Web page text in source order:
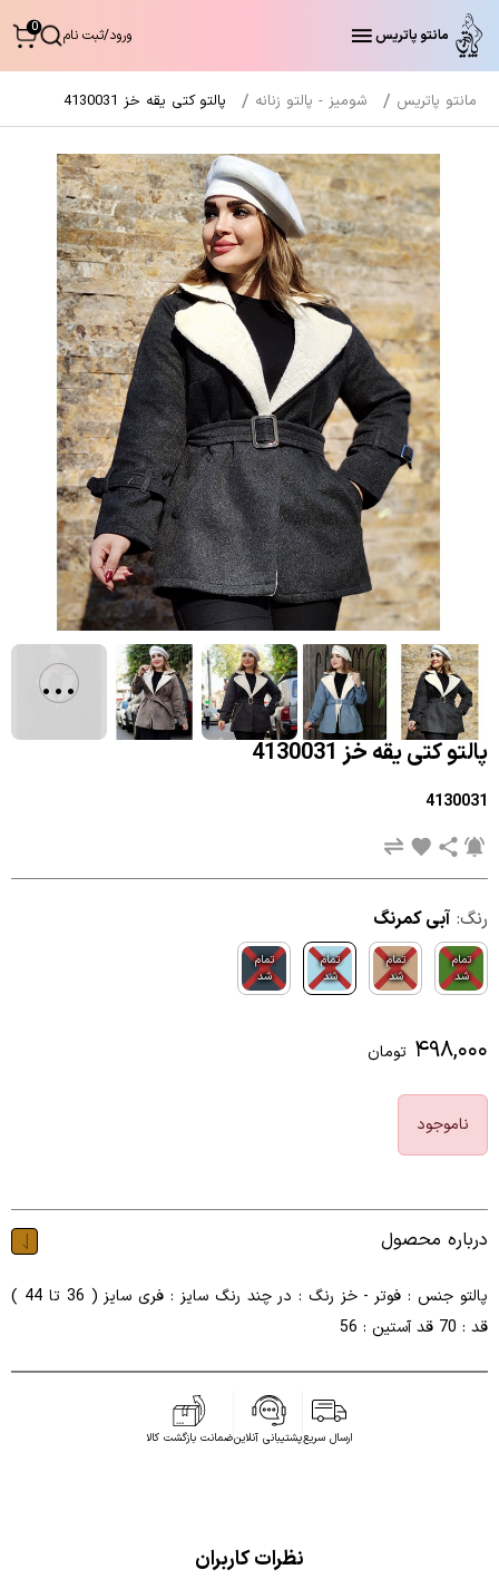
مانتو پاتریس ورود/ثبت نام 0
مانتو پاتریس شومیز - پالتو زنانه پالتو کتی یقه خز 4130031
پالتو کتی یقه خز 4130031
4130031
رنگ: آبی کمرنگ
تمام
شد
تمام
شد
تمام
شد
تمام
شد
۴۹۸,۰۰۰ تومان
ناموجود
درباره محصول
پالتو جنس : فوتر - خز رنگ : در چند رنگ سایز : فری سایز ( 36 تا 44 )
قد : 70 قد آستین : 56
ارسال سریعپشتیبانی آنلاینضمانت بازگشت کالا
...
نظرات کاربران